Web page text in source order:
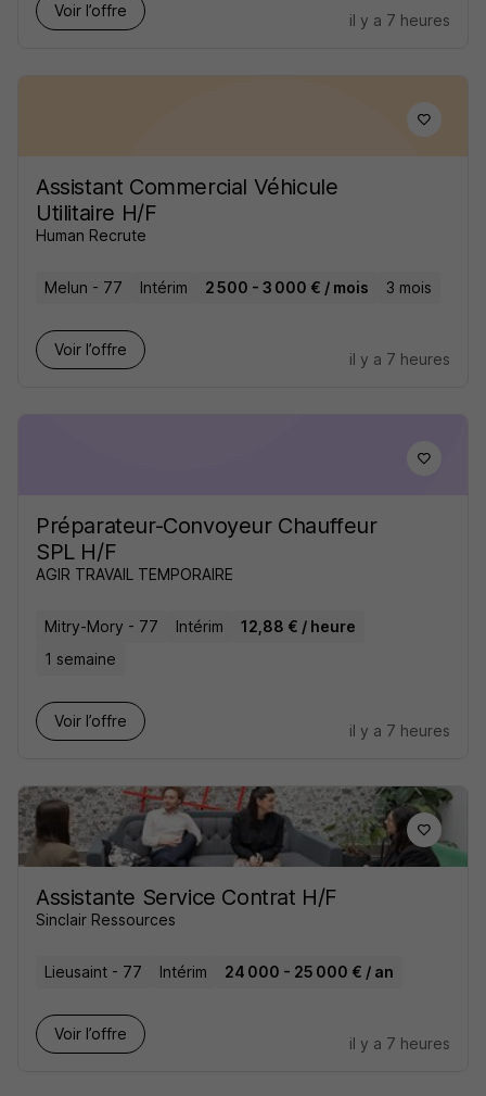
Voir l’offre
il y a 7 heures
Assistant Commercial Véhicule
Utilitaire H/F
Human Recrute
Melun - 77 Intérim 2 500 - 3 000 € / mois 3 mois
Voir l’offre
il y a 7 heures
Préparateur-Convoyeur Chauffeur
SPL H/F
AGIR TRAVAIL TEMPORAIRE
Mitry-Mory - 77 Intérim
12,88 € / heure
1 semaine
Voir l’offre
il y a 7 heures
Assistante Service Contrat H/F
Sinclair Ressources
Lieusaint - 77 Intérim 24 000 - 25 000 € / an
Voir l’offre
il y a 7 heures